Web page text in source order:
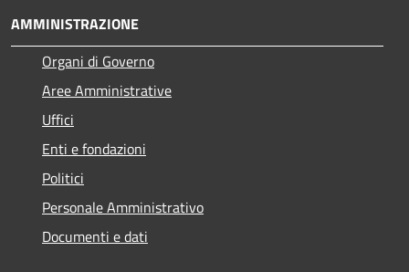
AMMINISTRAZIONE
Organi di Governo
Aree Amministrative
Uffici
Enti e fondazioni
Politici
Personale Amministrativo
Documenti e dati